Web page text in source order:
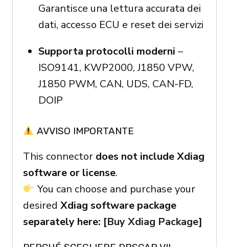
Garantisce una lettura accurata dei
dati, accesso ECU e reset dei servizi
Supporta protocolli moderni –
ISO9141, KWP2000, J1850 VPW,
J1850 PWM, CAN, UDS, CAN-FD,
DOIP
AVVISO IMPORTANTE
This connector does not include Xdiag
software or license.
You can choose and purchase your
desired Xdiag software package
separately here: [Buy Xdiag Package]